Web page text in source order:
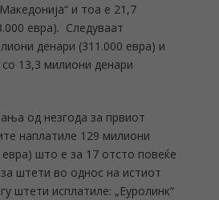
и тоа е 21,7
евра). Следуваат
денари (311.000 евра) и
13,3 милиони денари
од незгода за првиот
наплатиле 129 милиони
што е за 17 отсто повеќе
штети во однос на истиот
штети исплатиле: „Еуролинк“